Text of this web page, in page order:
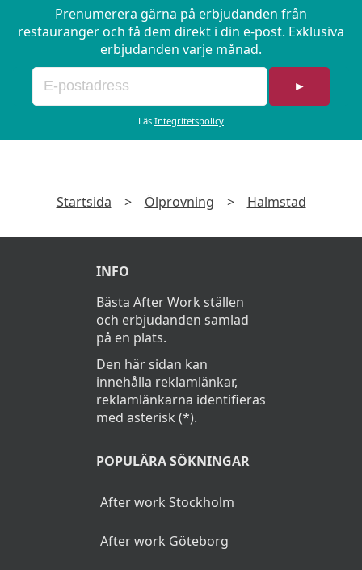
Prenumerera gärna på erbjudanden från
restauranger och få dem direkt i din e-post. Exklusiva
erbjudanden varje månad.
►
Läs Integritetspolicy
Startsida > Ölprovning > Halmstad
INFO
Bästa After Work ställen
och erbjudanden samlad
på en plats.
Den här sidan kan
innehålla reklamlänkar,
reklamlänkarna identifieras
med asterisk (*).
POPULÄRA SÖKNINGAR
After work Stockholm
After work Göteborg